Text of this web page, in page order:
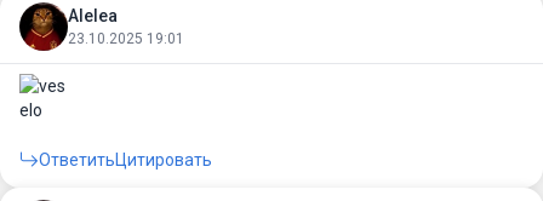
Alelea
23.10.2025 19:01
ОтветитьЦитировать